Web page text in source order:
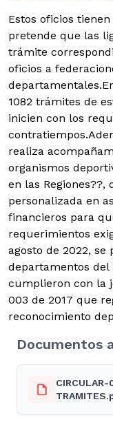
Estos oficios
pretende que las
trámite
oficios a
departamentales.
1082 trámites de
inicien con los
contratiempos.
realiza
organismos
en las
personalizada en
financieros para
requerimientos
agosto de 2022, se
departamentos del
cumplieron con la
003 de 2017 que
reconocimiento
Documentos